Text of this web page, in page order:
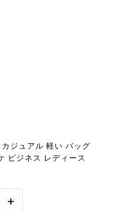
ジュアル 軽い バッグ
ビジネス レディース
+